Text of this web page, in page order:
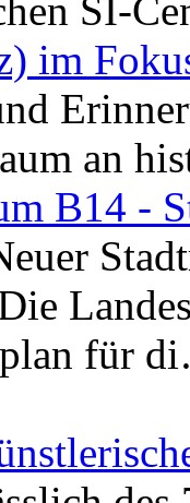
SI-
im
an
B14 -
für